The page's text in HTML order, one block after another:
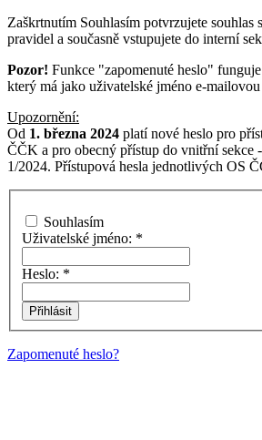
Zaškrtnutím Souhlasím potvrzujete souhlas
pravidel a současně vstupujete do interní
Pozor! Funkce "zapomenuté heslo" funguje
který má jako uživatelské jméno e-mailovou
Upozornění:
Od 1. března 2024 platí nové heslo pro
ČČK a pro obecný přístup do vnitřní sekce
1/2024. Přístupová hesla jednotlivých OS
Souhlasím
Uživatelské jméno: *
Heslo: *
Zapomenuté heslo?